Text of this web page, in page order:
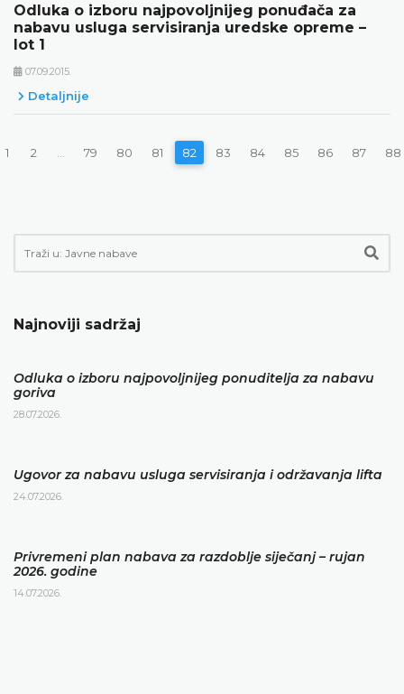
Odluka o izboru najpovoljnijeg ponuđača za
nabavu usluga servisiranja uredske opreme –
lot 1
07.09.2015.
Detaljnije
1 2 79 80 81 82 83 84 85 86 87 88
Najnoviji sadržaj
Odluka o izboru najpovoljnijeg ponuditelja za nabavu
goriva
28.07.2026.
Ugovor za nabavu usluga servisiranja i održavanja lifta
24.07.2026.
Privremeni plan nabava za razdoblje siječanj – rujan
2026. godine
14.07.2026.